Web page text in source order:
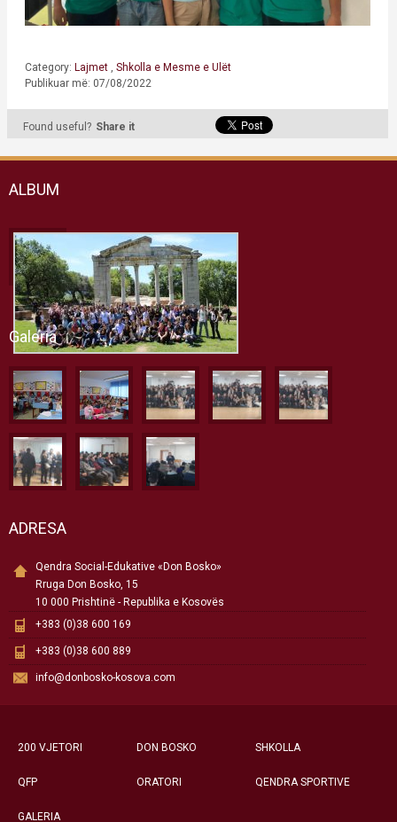
Category: Lajmet
Shkolla e Mesme e Ulët
Publikuar më: 07/08/2022
Found useful? Share it
ALBUM
Galeria
ADRESA
Qendra Social-Edukative «Don Bosko»
Rruga Don Bosko, 15
10 000 Prishtinë - Republika e Kosovës
+383 (0)38 600 169
+383 (0)38 600 889
info@donbosko-kosova.com
200 VJETORI DON BOSKO SHKOLLA
QFP ORATORI QENDRA SPORTIVE
GALERIA